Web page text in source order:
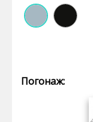
Погонаж: